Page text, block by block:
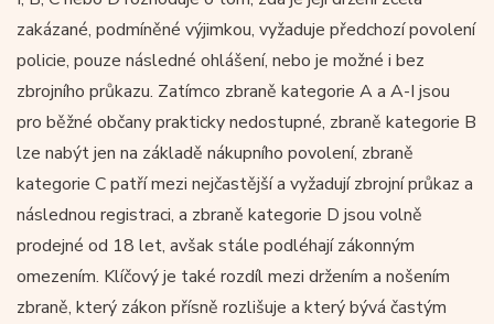
zakázané, podmíněné výjimkou, vyžaduje předchozí povolení
policie, pouze následné ohlášení, nebo je možné i bez
zbrojního průkazu. Zatímco zbraně kategorie A a A-I jsou
pro běžné občany prakticky nedostupné, zbraně kategorie B
lze nabýt jen na základě nákupního povolení, zbraně
kategorie C patří mezi nejčastější a vyžadují zbrojní průkaz a
následnou registraci, a zbraně kategorie D jsou volně
prodejné od 18 let, avšak stále podléhají zákonným
omezením. Klíčový je také rozdíl mezi držením a nošením
zbraně, který zákon přísně rozlišuje a který bývá častým